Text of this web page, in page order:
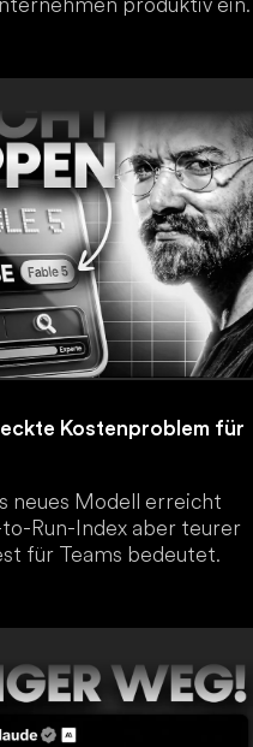
Kostenproblem für
neues Modell erreicht
Run-Index aber teurer
für Teams bedeutet.